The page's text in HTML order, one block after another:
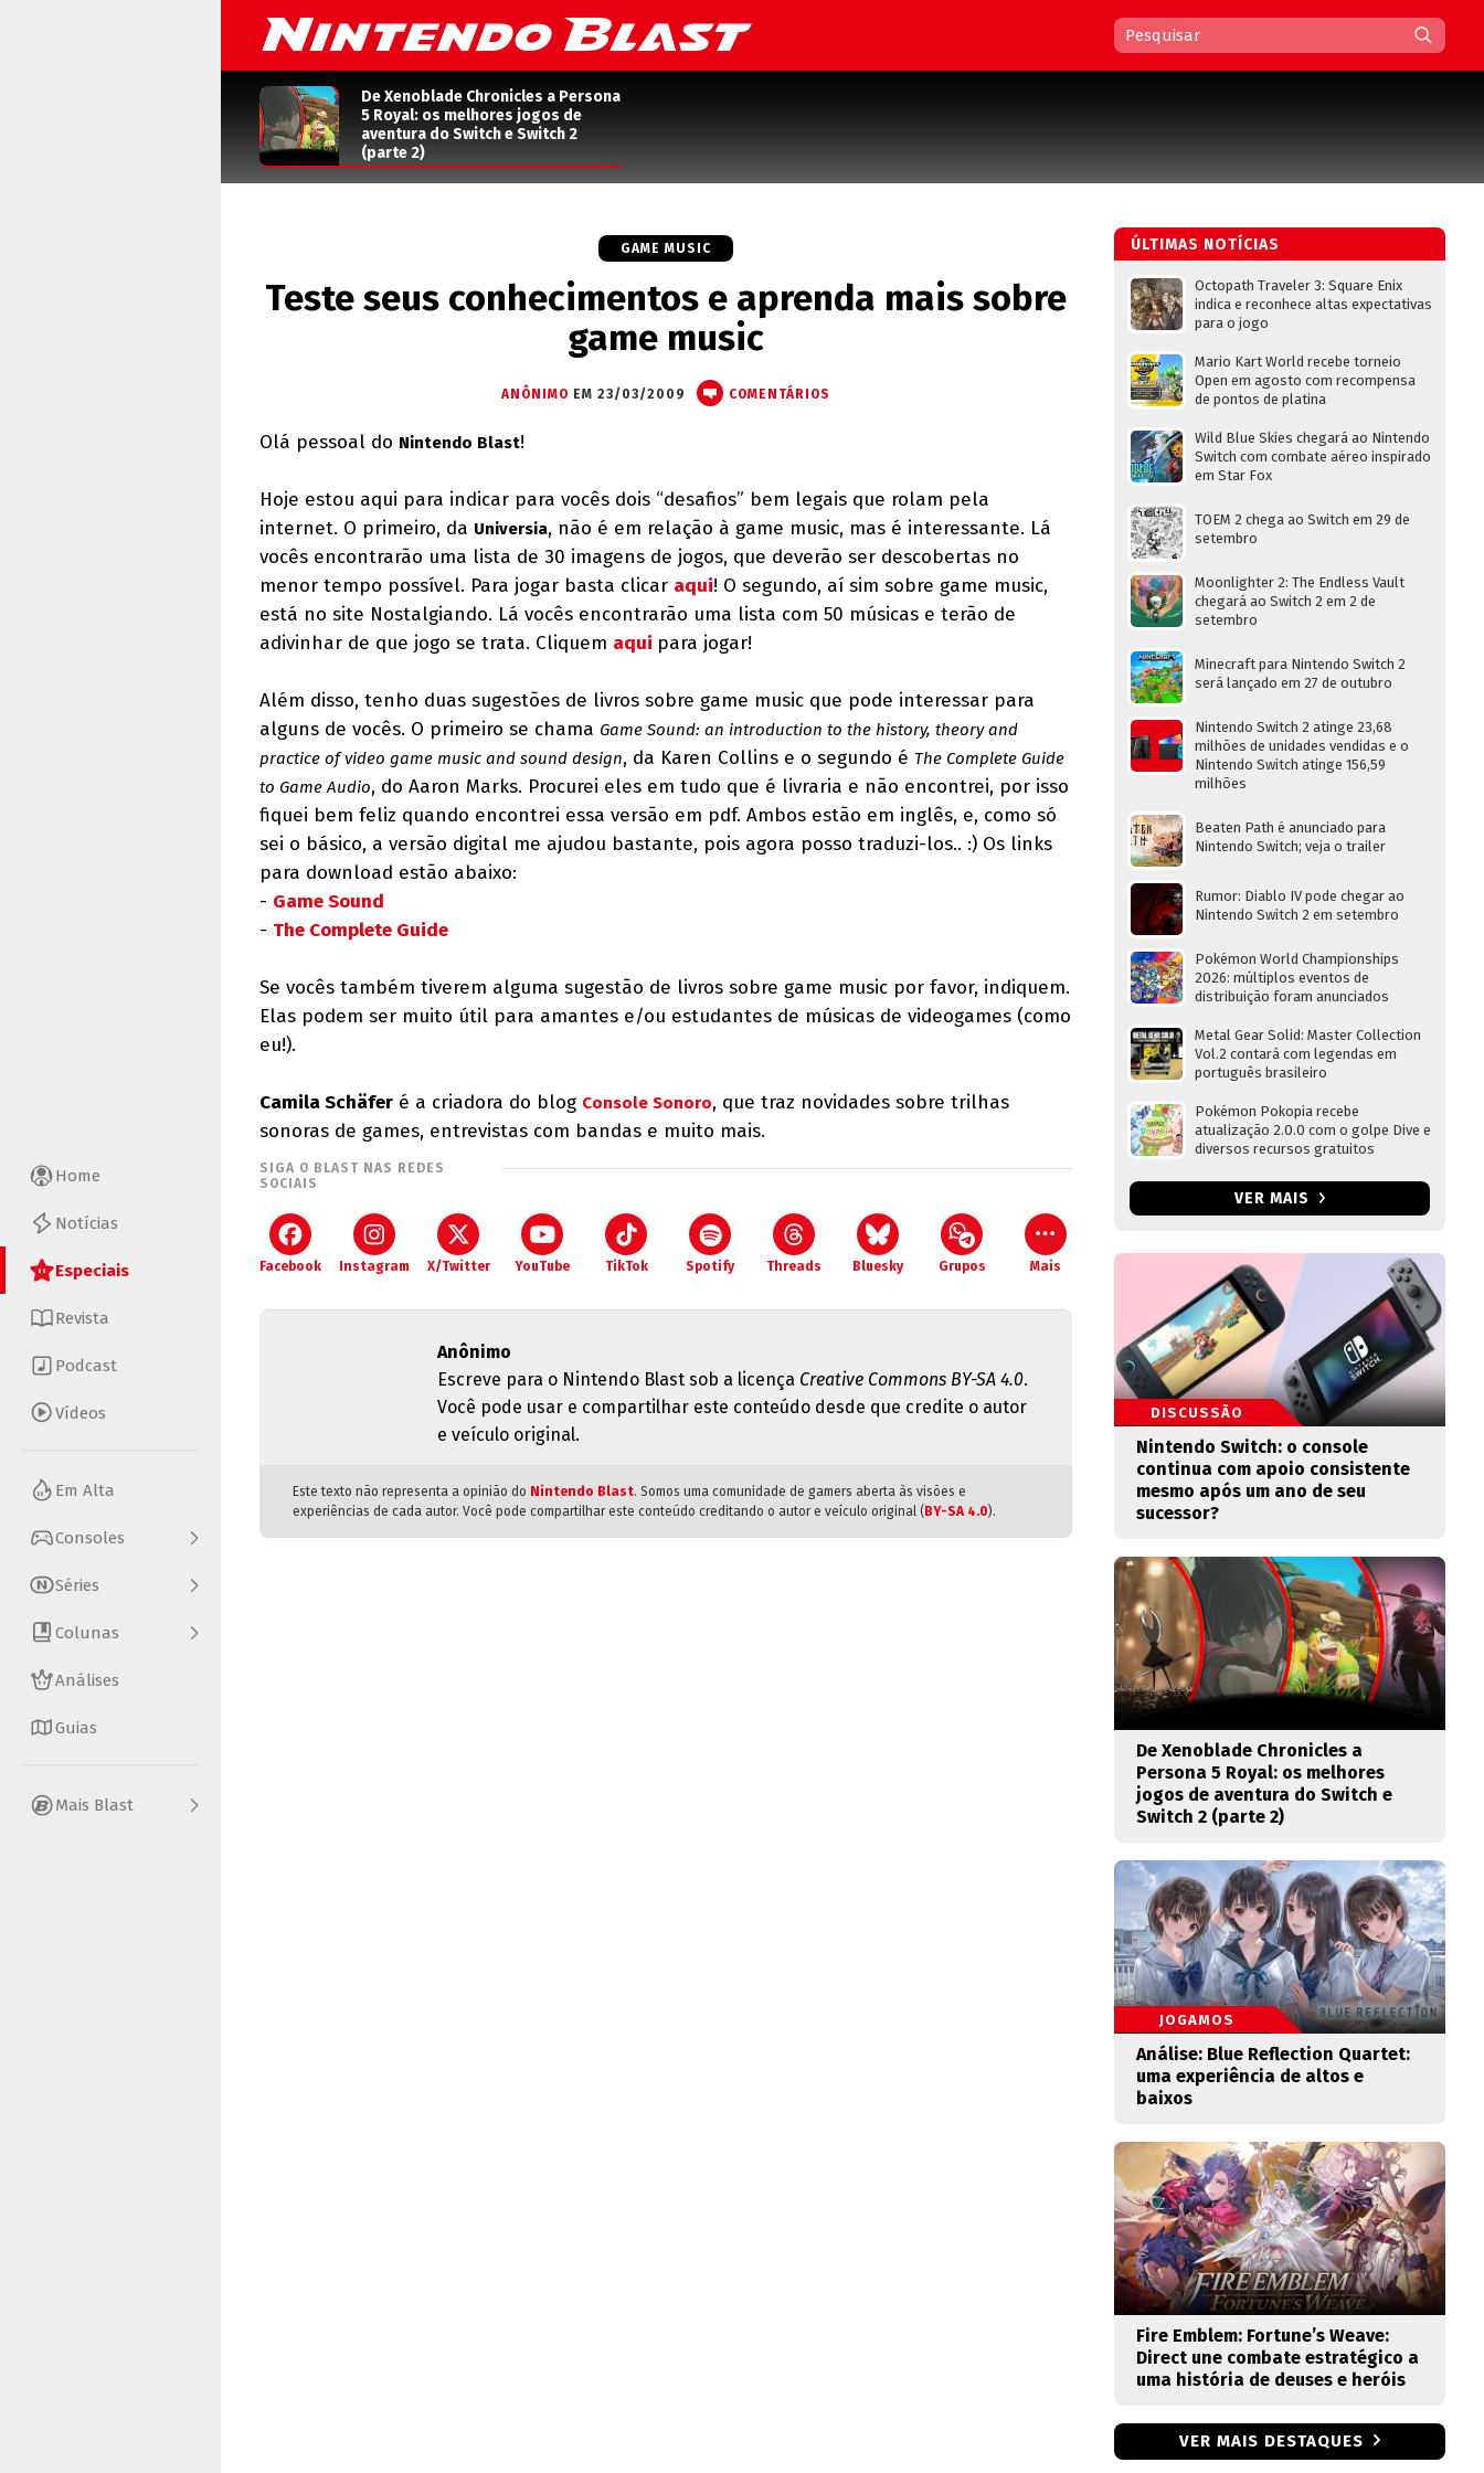
Home
Notícias
Especiais
Revista
Podcast
Vídeos
Em Alta
Consoles
Séries
Colunas
Análises
Guias
Mais Blast
De Xenoblade Chronicles a Persona
5 Royal: os melhores jogos de
aventura do Switch e Switch 2
(parte 2)
GAME MUSIC
Teste seus conhecimentos e aprenda mais sobre
game music
ANÔNIMO EM 23/03/2009 COMENTÁRIOS
Olá pessoal do Nintendo Blast!
Hoje estou aqui para indicar para vocês dois “desafios” bem legais que rolam pela
internet. O primeiro, da Universia, não é em relação à game music, mas é interessante. Lá
vocês encontrarão uma lista de 30 imagens de jogos, que deverão ser descobertas no
menor tempo possível. Para jogar basta clicar aqui! O segundo, aí sim sobre game music,
está no site Nostalgiando. Lá vocês encontrarão uma lista com 50 músicas e terão de
adivinhar de que jogo se trata. Cliquem aqui para jogar!
Além disso, tenho duas sugestões de livros sobre game music que pode interessar para
alguns de vocês. O primeiro se chama Game Sound: an introduction to the history, theory and
practice of video game music and sound design, da Karen Collins e o segundo é The Complete Guide
to Game Audio, do Aaron Marks. Procurei eles em tudo que é livraria e não encontrei, por isso
fiquei bem feliz quando encontrei essa versão em pdf. Ambos estão em inglês, e, como só
sei o básico, a versão digital me ajudou bastante, pois agora posso traduzi-los.. :) Os links
para download estão abaixo:
- Game Sound
- The Complete Guide
Se vocês também tiverem alguma sugestão de livros sobre game music por favor, indiquem.
Elas podem ser muito útil para amantes e/ou estudantes de músicas de videogames (como
eu!).
Camila Schäfer é a criadora do blog Console Sonoro, que traz novidades sobre trilhas
sonoras de games, entrevistas com bandas e muito mais.
SIGA O BLAST NAS REDES
SOCIAIS
Facebook Instagram X/Twitter YouTube TikTok Spotify Threads Bluesky Grupos Mais
Anônimo
Escreve para o Nintendo Blast sob a licença Creative Commons BY-SA 4.0.
Você pode usar e compartilhar este conteúdo desde que credite o autor
e veículo original.
Este texto não representa a opinião do Nintendo Blast. Somos uma comunidade de gamers aberta às visões e
experiências de cada autor. Você pode compartilhar este conteúdo creditando o autor e veículo original ( BY-SA 4.0).
ÚLTIMAS NOTÍCIAS
Octopath Traveler 3: Square Enix
indica e reconhece altas expectativas
para o jogo
Mario Kart World recebe torneio
Open em agosto com recompensa
de pontos de platina
Wild Blue Skies chegará ao Nintendo
Switch com combate aéreo inspirado
em Star Fox
TOEM 2 chega ao Switch em 29 de
setembro
Moonlighter 2: The Endless Vault
chegará ao Switch 2 em 2 de
setembro
Minecraft para Nintendo Switch 2
será lançado em 27 de outubro
Nintendo Switch 2 atinge 23,68
milhões de unidades vendidas e o
Nintendo Switch atinge 156,59
milhões
Beaten Path é anunciado para
Nintendo Switch; veja o trailer
Rumor: Diablo IV pode chegar ao
Nintendo Switch 2 em setembro
Pokémon World Championships
2026: múltiplos eventos de
distribuição foram anunciados
Metal Gear Solid: Master Collection
Vol.2 contará com legendas em
português brasileiro
Pokémon Pokopia recebe
atualização 2.0.0 com o golpe Dive e
diversos recursos gratuitos
VER MAIS
DISCUSSÃO
Nintendo Switch: o console
continua com apoio consistente
mesmo após um ano de seu
sucessor?
De Xenoblade Chronicles a
Persona 5 Royal: os melhores
jogos de aventura do Switch e
Switch 2 (parte 2)
JOGAMOS
Análise: Blue Reflection Quartet:
uma experiência de altos e
baixos
Fire Emblem: Fortune’s Weave:
Direct une combate estratégico a
uma história de deuses e heróis
VER MAIS DESTAQUES